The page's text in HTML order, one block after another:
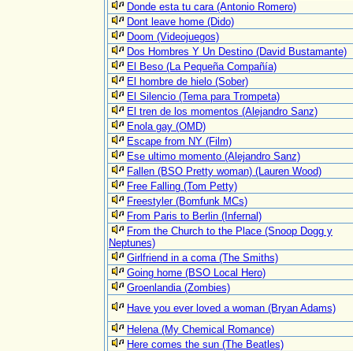
Donde esta tu cara (Antonio Romero)
Dont leave home (Dido)
Doom (Videojuegos)
Dos Hombres Y Un Destino (David Bustamante)
El Beso (La Pequeña Compañía)
El hombre de hielo (Sober)
El Silencio (Tema para Trompeta)
El tren de los momentos (Alejandro Sanz)
Enola gay (OMD)
Escape from NY (Film)
Ese ultimo momento (Alejandro Sanz)
Fallen (BSO Pretty woman) (Lauren Wood)
Free Falling (Tom Petty)
Freestyler (Bomfunk MCs)
From Paris to Berlin (Infernal)
From the Church to the Place (Snoop Dogg y
Neptunes)
Girlfriend in a coma (The Smiths)
Going home (BSO Local Hero)
Groenlandia (Zombies)
Have you ever loved a woman (Bryan Adams)
Helena (My Chemical Romance)
Here comes the sun (The Beatles)